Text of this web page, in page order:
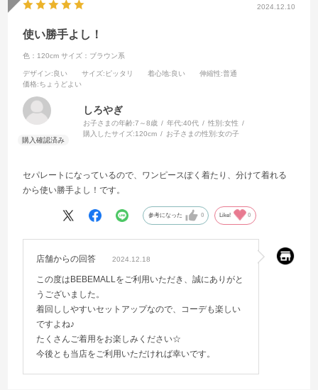
2024.12.10
使い勝手よし！
色：120cm サイズ：ブラウン系
デザイン:良い サイズ:ピッタリ 着心地:良い 伸縮性:普通
価格:ちょうどよい
しろやぎ
お子さまの年齢:7～8歳 年代:40代 性別:女性
購入したサイズ:120cm お子さまの性別:女の子
セパレートになっているので、ワンピースぽく着たり、分けて着れる
から使い勝手よし！です。
参考になった 0 Like! 0
店舗からの回答 2024.12.18
この度はBEBEMALLをご利用いただき、誠にありがと
うございました。
着回ししやすいセットアップなので、コーデも楽しい
ですよね♪
たくさんご着用をお楽しみください☆
今後とも当店をご利用いただければ幸いです。